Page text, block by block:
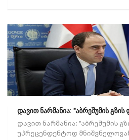
დავით ნარმანია: "აბრეშუმის
დავით ნარმანია: "აბრეშუმის
უპრეცენდენტოდ